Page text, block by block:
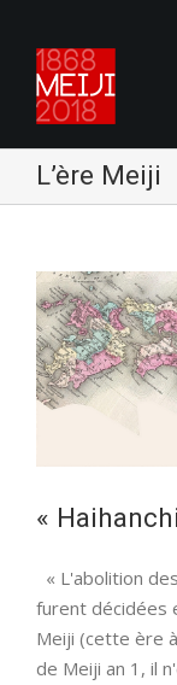
L’ère Meiji
«
« L'abolition
furent décidées
Meiji (cette ère
de Meiji an 1, il